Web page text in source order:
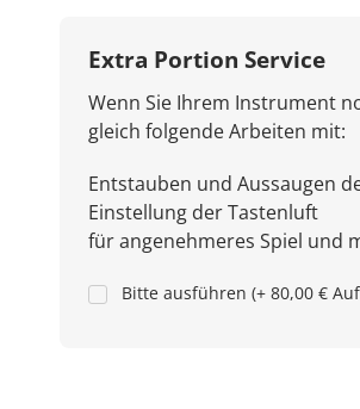
Extra Portion Service
Wenn Sie Ihrem Instrument
gleich folgende Arbeiten mit:
Entstauben und Aussaugen
Einstellung der Tastenluft
für angenehmeres Spiel und
Bitte ausführen (+ 80,00 €